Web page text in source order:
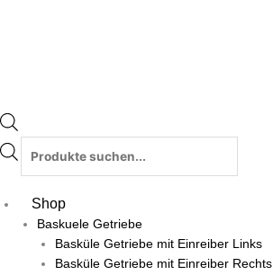
Shop
Baskuele Getriebe
Basküle Getriebe mit Einreiber Links
Basküle Getriebe mit Einreiber Rechts